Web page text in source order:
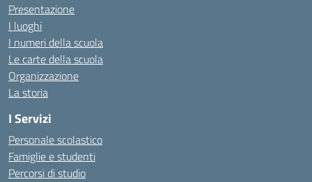
Presentazione
I luoghi
I numeri della scuola
Le carte della scuola
Organizzazione
La storia
I Servizi
Personale scolastico
Famiglie e studenti
Percorsi di studio